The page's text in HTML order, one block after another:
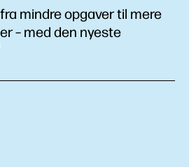
mindre opgaver til mere
– med den nyeste